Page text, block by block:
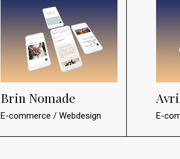
Brin Nomade
E-commerce Webdesign E-